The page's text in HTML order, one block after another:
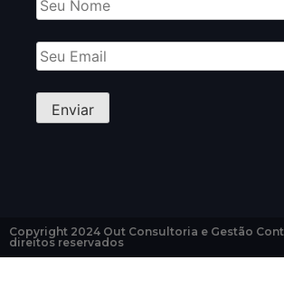
Copyright 2024 Out Consultoria e Gestão
direitos reservados